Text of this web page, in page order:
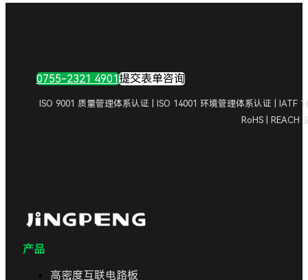
0755-2321 4901提交表单咨询
ISO 9001 质量管理体系认证 | ISO 14001 环境管理体系认证 | IATF
RoHS | REACH
产品
高密度互联电路板